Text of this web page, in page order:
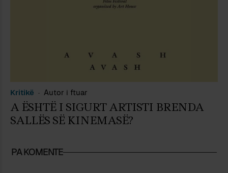
Kritikë Autor i ftuar
A ËSHTË I SIGURT ARTISTI BRENDA
SALLËS SË KINEMASË?
PA KOMENTE